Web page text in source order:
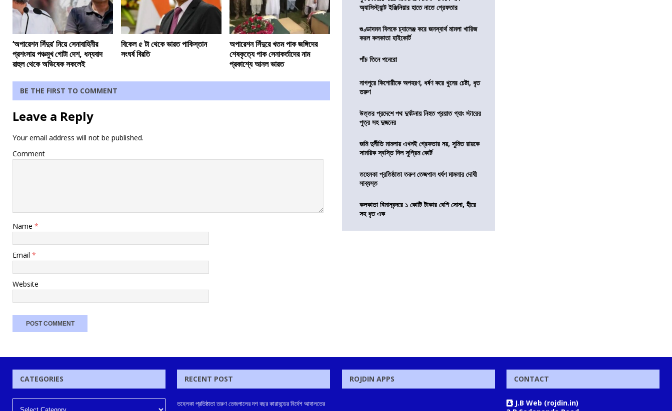
‘অপারেশন সিঁদুর’ নিয়ে সেনাবাহিনীর
প্রশংসায় পঞ্চমুখ গোটা দেশ, ধন্যবাদ
রাহুল থেকে অভিষেক সকলেই
বিকেল ৫ টা থেকে ভারত পাকিস্তান
সংঘর্ষ বিরতি
অপারেশন সিঁদুরে খতম পাক জঙ্গিদের
শেষকৃত্যে পাক সেনাকর্তাদের নাম
প্রকাশ্যে আনল ভারত
BE THE FIRST TO COMMENT
Leave a Reply
Your email address will not be published.
Comment
Name *
Email *
Website
অ্যাসিস্ট্যান্ট ইঞ্জিনিয়ার হাতে নাতে গ্রেফতার
গুণ্ডাদমন বিলকে চ্যালেঞ্জ করে জনস্বার্থ মামলা খারিজ
করল কলকাতা হাইকোর্ট
পাঁচ তিনে পনেরো
নাগপুরে কিশোরীকে অপহরণ, ধর্ষণ করে খুনের চেষ্টা, ধৃত
তরুণ
উত্তর প্রদেশে পথ দুর্ঘটনায় নিহত প্রয়াত গ্যাং স্টারের
পুত্র সহ দুজনের
জমি দুর্নীতি মামলায় এখনই গ্রেফতার নয়, সুমিত রায়কে
সাময়িক স্বস্তি দিল সুপ্রিম কোর্ট
তহেলকা প্রতিষ্ঠাতা তরুণ তেজপাল ধর্ষণ মামলার দোষী
সাব্যস্ত
কলকাতা বিমানবন্দরে ১ কোটি টাকার বেশি সোনা, হীরে
সহ ধৃত এক
CATEGORIES RECENT POST
তহেলকা প্রতিষ্ঠাতা তরুণ তেজপালের দশ বছর কারাদন্ডের নির্দেশ আদালতের
ROJDIN APPS CONTACT
J.B Web (rojdin.in)